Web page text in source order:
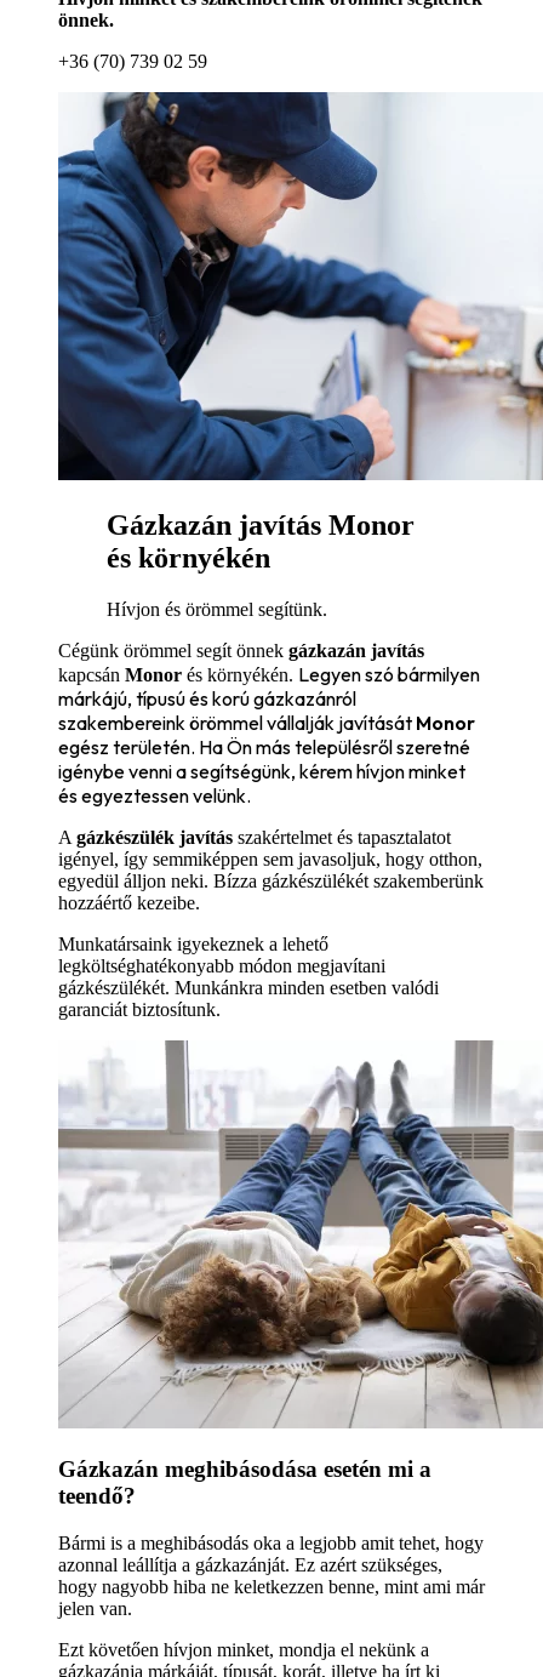
önnek.
+36 (70) 739 02 59
Gázkazán javítás Monor
és környékén
Hívjon és örömmel segítünk.
Cégünk örömmel segít önnek gázkazán javítás
kapcsán Monor és környékén. Legyen szó bármilyen
márkájú, típusú és korú gázkazánról
szakembereink örömmel vállalják javítását Monor
egész területén. Ha Ön más településről szeretné
igénybe venni a segítségünk, kérem hívjon minket
és egyeztessen velünk.
A gázkészülék javítás szakértelmet és tapasztalatot
igényel, így semmiképpen sem javasoljuk, hogy otthon,
egyedül álljon neki. Bízza gázkészülékét szakemberünk
hozzáértő kezeibe.
Munkatársaink igyekeznek a lehető
legköltséghatékonyabb módon megjavítani
gázkészülékét. Munkánkra minden esetben valódi
garanciát biztosítunk.
Gázkazán meghibásodása esetén mi a
teendő?
Bármi is a meghibásodás oka a legjobb amit tehet, hogy
azonnal leállítja a gázkazánját. Ez azért szükséges,
hogy nagyobb hiba ne keletkezzen benne, mint ami már
jelen van.
Ezt követően hívjon minket, mondja el nekünk a
gázkazánja márkáját, típusát, korát, illetve ha írt ki